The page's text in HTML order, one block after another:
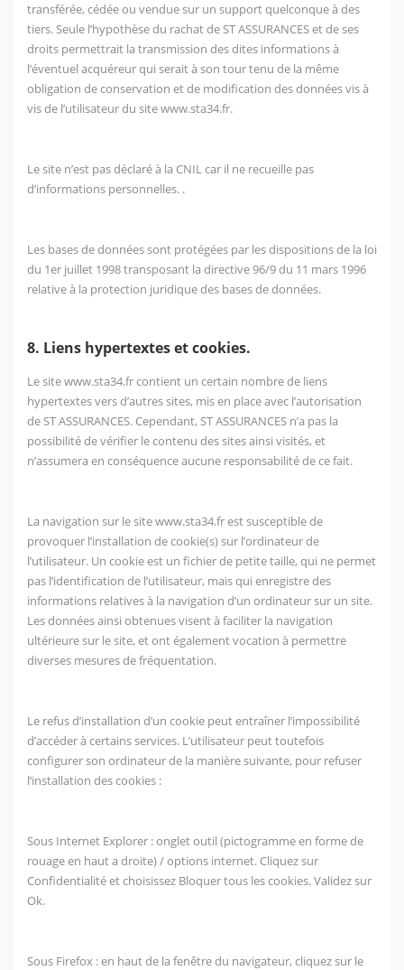
transférée, cédée ou vendue sur un support quelconque à des
tiers. Seule l’hypothèse du rachat de ST ASSURANCES et de ses
droits permettrait la transmission des dites informations à
l’éventuel acquéreur qui serait à son tour tenu de la même
obligation de conservation et de modification des données vis à
vis de l’utilisateur du sitewww.sta34.fr.
Le site n’est pas déclaré à la CNIL car il ne recueille pas
d’informations personnelles. .
Les bases de données sont protégées par les dispositions de la loi
du 1er juillet 1998 transposant la directive 96/9 du 11 mars 1996
relative à la protection juridique des bases de données.
8. Liens hypertextes et cookies.
Le sitewww.sta34.frcontient un certain nombre de liens
hypertextes vers d’autres sites, mis en place avec l’autorisation
de ST ASSURANCES. Cependant, ST ASSURANCES n’a pas la
possibilité de vérifier le contenu des sites ainsi visités, et
n’assumera en conséquence aucune responsabilité de ce fait.
La navigation sur le sitewww.sta34.frest susceptible de
provoquer l’installation de cookie(s) sur l’ordinateur de
l’utilisateur. Un cookie est un fichier de petite taille, qui ne permet
pas l’identification de l’utilisateur, mais qui enregistre des
informations relatives à la navigation d’un ordinateur sur un site.
Les données ainsi obtenues visent à faciliter la navigation
ultérieure sur le site, et ont également vocation à permettre
diverses mesures de fréquentation.
Le refus d’installation d’un cookie peut entraîner l’impossibilité
d’accéder à certains services. L’utilisateur peut toutefois
configurer son ordinateur de la manière suivante, pour refuser
l’installation des cookies :
Sous Internet Explorer : onglet outil (pictogramme en forme de
rouage en haut a droite) / options internet. Cliquez sur
Confidentialité et choisissez Bloquer tous les cookies. Validez sur
Ok.
Sous Firefox : en haut de la fenêtre du navigateur, cliquez sur le